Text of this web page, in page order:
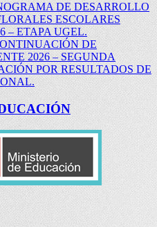
DE DESARROLLO
ESCOLARES
– ETAPA UGEL.
DE
2026 – SEGUNDA
POR RESULTADOS DE